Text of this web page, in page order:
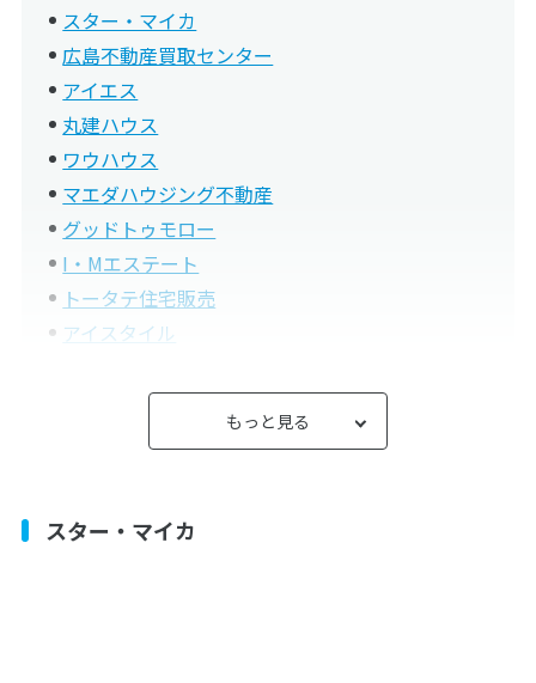
スター・マイカ
広島不動産買取センター
アイエス
丸建ハウス
ワウハウス
マエダハウジング不動産
グッドトゥモロー
I・Mエステート
トータテ住宅販売
アイスタイル
創建ホーム
ハウスドゥ 広島東戸坂
カルムホーム
もっと見る
スター・マイカ